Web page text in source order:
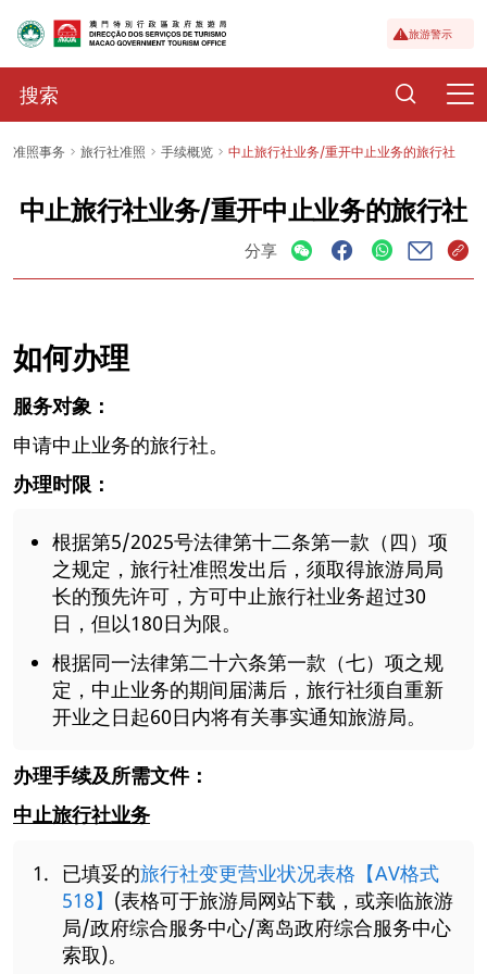
旅游警示
准照事务 旅行社准照 手续概览 中止旅行社业务/重开中止业务的旅行社
中止旅行社业务/重开中止业务的旅行社
分享
如何办理
服务对象：
申请中止业务的旅行社。
办理时限：
根据第5/2025号法律第十二条第一款（四）项
之规定，旅行社准照发出后，须取得旅游局局
长的预先许可，方可中止旅行社业务超过30
日，但以180日为限。
根据同一法律第二十六条第一款（七）项之规
定，中止业务的期间届满后，旅行社须自重新
开业之日起60日内将有关事实通知旅游局。
办理手续及所需文件：
中止旅行社业务
已填妥的旅行社变更营业状况表格【AV格式
518】 (表格可于旅游局网站下载，或亲临旅游
局/政府综合服务中心/离岛政府综合服务中心
索取)。